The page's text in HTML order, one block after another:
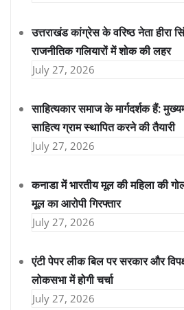
उत्तराखंड कांग्रेस के वरिष्ठ नेता हीरा
राजनीतिक गलियारों में शोक की लहर
July 27, 2026
साहित्यकार समाज के मार्गदर्शक हैं:
साहित्य ग्राम स्थापित करने की तैयारी
July 27, 2026
कनाडा में भारतीय मूल की महिला की
मूल का आरोपी गिरफ्तार
July 27, 2026
एंटी पेपर लीक बिल पर सरकार और
लोकसभा में होगी चर्चा
July 27, 2026